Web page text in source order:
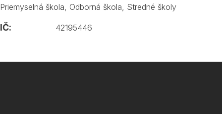
Priemyselná škola Odborná škola Stredné školy
IČ: 42195446